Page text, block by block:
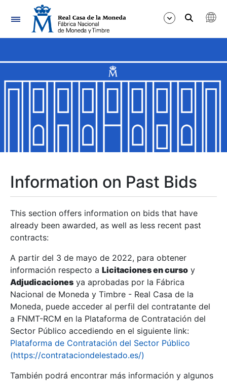
Navigation
Show/Hide
Show/Hide
Show/Hide
Show/Hide
Show/Hide
Information on Past Bids
This section offers information on bids that have
already been awarded, as well as less recent past
contracts:
A partir del 3 de mayo de 2022, para obtener
información respecto a Licitaciones en curso y
Adjudicaciones ya aprobadas por la Fábrica
Nacional de Moneda y Timbre - Real Casa de la
Moneda, puede acceder al perfil del contratante del
a FNMT-RCM en la Plataforma de Contratación del
Sector Público accediendo en el siguiente link:
Plataforma de Contratación del Sector Público
(https://contrataciondelestado.es/)
También podrá encontrar más información y algunos